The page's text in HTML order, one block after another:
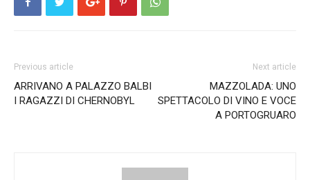
Previous article
ARRIVANO A PALAZZO BALBI
I RAGAZZI DI CHERNOBYL
Next article
MAZZOLADA: UNO
SPETTACOLO DI VINO E VOCE
A PORTOGRUARO